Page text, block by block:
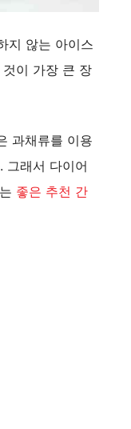
지 않는 아이스
이 가장 큰 장
과채류를 이용
그래서 다이어
좋은 추천 간